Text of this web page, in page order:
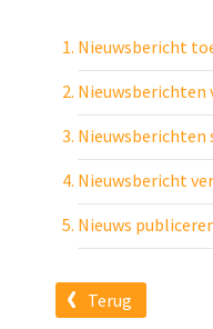
Nieuwsbericht
Nieuwsberichten
Nieuwsberichten
Nieuwsbericht
Nieuws
Terug